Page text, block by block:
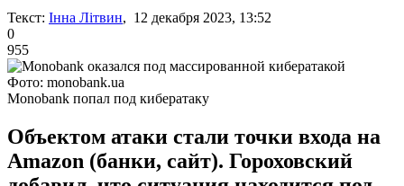
Текст: Інна Літвин, 12 декабря 2023, 13:52
0
955
Фото: monobank.ua
Monobank попал под кибератаку
Объектом атаки стали точки входа на
Amazon (банки, сайт). Гороховский